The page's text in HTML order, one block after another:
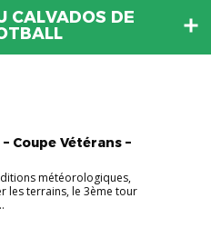
CALVADOS DE
Coupe Vétérans –
météorologiques,
les terrains, le 3ème tour